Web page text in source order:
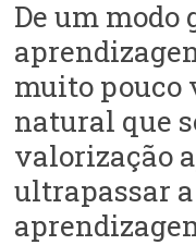
De um modo
muito pouco
natural que
valorização
ultrapassar